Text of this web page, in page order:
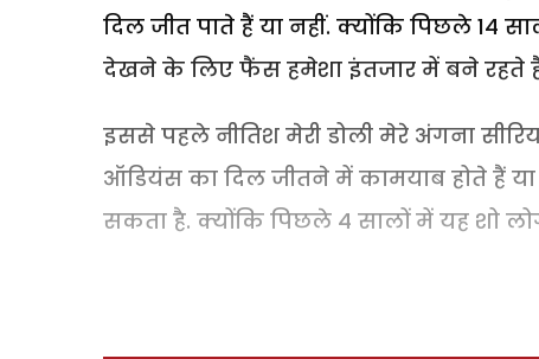
दिल जीत पाते हैं या नहीं. क्योंकि पिछले 14
देखने के लिए फैंस हमेशा इंतजार में बने रहते
इससे पहले नीतिश मेरी डोली मेरे अंगना
ऑडियंस का दिल जीतने में कामयाब होते हैं या
सकता है. क्योंकि पिछले 4 सालों में यह शो